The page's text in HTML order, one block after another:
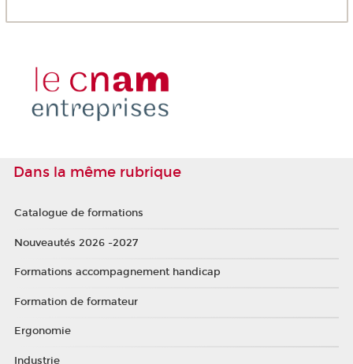
Dans la même rubrique
Catalogue de formations
Nouveautés 2026 -2027
Formations accompagnement handicap
Formation de formateur
Ergonomie
Industrie